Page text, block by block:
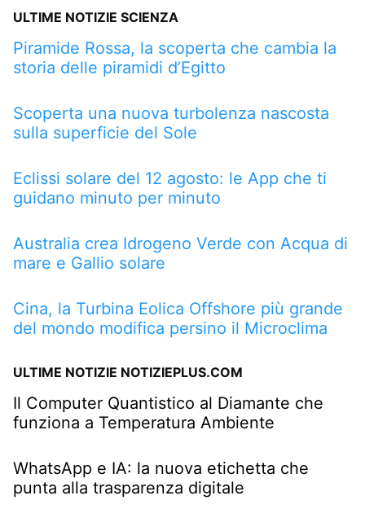
ULTIME NOTIZIE SCIENZA
Piramide Rossa, la scoperta che cambia la
storia delle piramidi d’Egitto
Scoperta una nuova turbolenza nascosta
sulla superficie del Sole
Eclissi solare del 12 agosto: le App che ti
guidano minuto per minuto
Australia crea Idrogeno Verde con Acqua di
mare e Gallio solare
Cina, la Turbina Eolica Offshore più grande
del mondo modifica persino il Microclima
ULTIME NOTIZIE NOTIZIEPLUS.COM
Il Computer Quantistico al Diamante che
funziona a Temperatura Ambiente
WhatsApp e IA: la nuova etichetta che
punta alla trasparenza digitale